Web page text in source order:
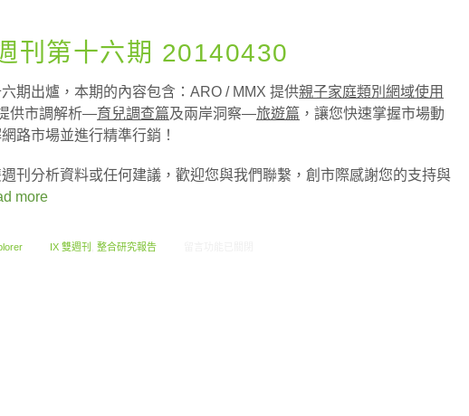
刊第十六期 20140430
期出爐，本期的內容包含：ARO / MMX 提供親子家庭類別網域使用
供市調解析—育兒調查篇及兩岸洞察—旅遊篇 ，讓您快速掌握市場動
路市場並進行精準行銷！
刊分析資料或任何建議，歡迎您與我們聯繫，創市際感謝您的支持與
more
IX 雙週刊 整合研究報告